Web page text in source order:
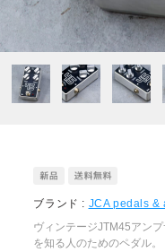
ブランド : JCA pedals &
ヴィンテージJTM45アン
を知る人のためのペダル。